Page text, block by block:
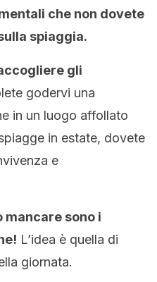
che non dovete
spiaggia.
gli
godervi una
in un luogo affollato
in estate, dovete
e
mancare sono i
L’idea è quella di
giornata.